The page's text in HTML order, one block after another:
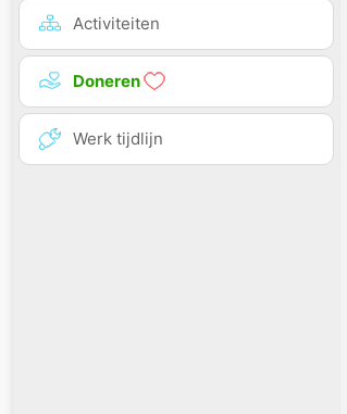
Activiteiten
Doneren
Werk tijdlijn